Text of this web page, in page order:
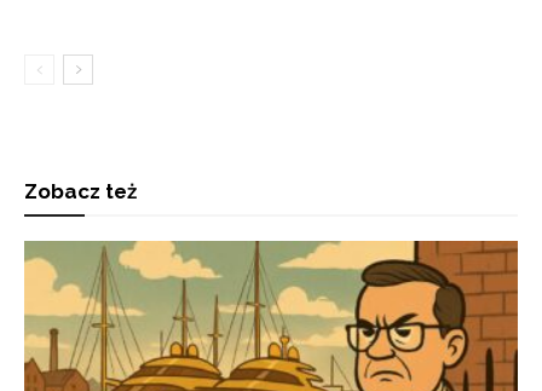
Zobacz też